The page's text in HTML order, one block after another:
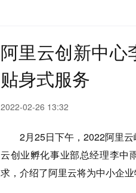
阿里云创新中心
贴身式服务
2022-02-26 13:32
2月25日下午，2022阿里云
云创业孵化事业部总经理李中
求，介绍了阿里云将为中小企业